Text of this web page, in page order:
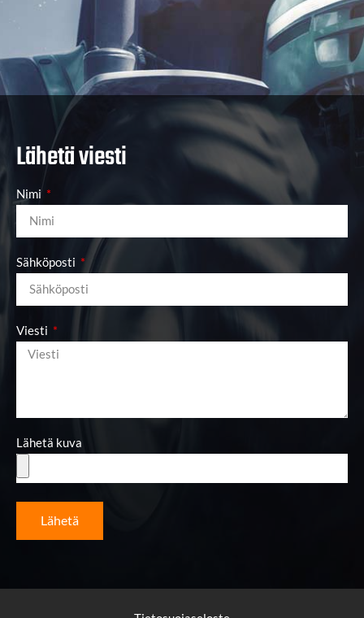
Lähetä viesti
Nimi
Sähköposti
Viesti
Lähetä kuva
Lähetä